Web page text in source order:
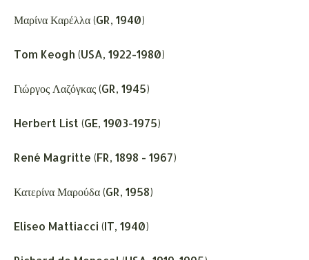
Μαρίνα Καρέλλα (GR, 1940)
Tom Keogh (USA, 1922-1980)
Γιώργος Λαζόγκας (GR, 1945)
Herbert List (GE, 1903-1975)
René Magritte (FR, 1898 - 1967)
Κατερίνα Μαρούδα (GR, 1958)
Eliseo Mattiacci (IT, 1940)